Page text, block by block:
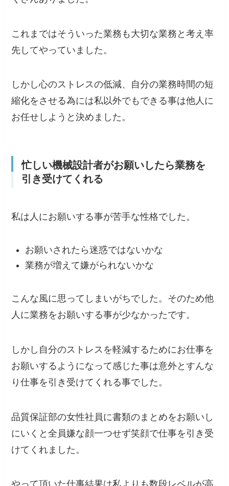
これまではそういった業務も大切な業務と考え率
先してやっていました。
しかし心のストレスの低減、自分の業務時間の短
縮化をさせる為には私以外でもできる事は他人に
お任せしようと決めました。
忙しい機械設計者がお願いしたら業務を
引き受けてくれる
私は人にお願いする事が苦手な性格でした。
お願いされたら迷惑ではないかな
業務が増えて嫌がられないかな
こんな風に思ってしまいがちでした。そのため他
人に業務をお願いする事が少なかったです。
しかし自分のストレスを軽減するためにお仕事を
お願いするようになって感じた事は意外とすんな
り仕事を引き受けてくれる事でした。
品質保証部の女性社員に書類のまとめをお願いし
にいくと全員嫌な顔一つせず笑顔で仕事を引き受
けてくれました。